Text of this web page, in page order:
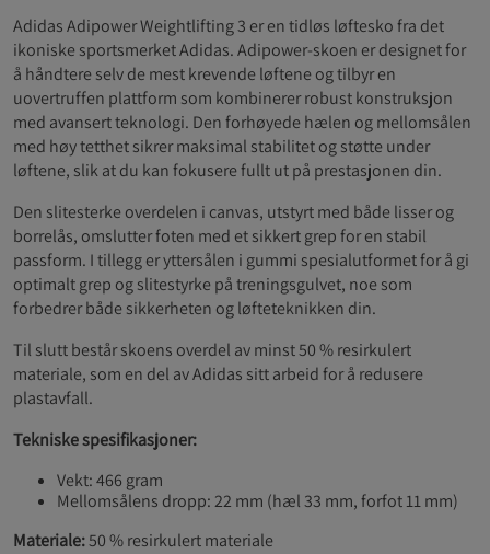
Adidas Adipower Weightlifting 3 er en tidløs løftesko fra det
ikoniske sportsmerket Adidas. Adipower-skoen er designet for
å håndtere selv de mest krevende løftene og tilbyr en
uovertruffen plattform som kombinerer robust konstruksjon
med avansert teknologi. Den forhøyede hælen og mellomsålen
med høy tetthet sikrer maksimal stabilitet og støtte under
løftene, slik at du kan fokusere fullt ut på prestasjonen din.
Den slitesterke overdelen i canvas, utstyrt med både lisser og
borrelås, omslutter foten med et sikkert grep for en stabil
passform. I tillegg er yttersålen i gummi spesialutformet for å gi
optimalt grep og slitestyrke på treningsgulvet, noe som
forbedrer både sikkerheten og løfteteknikken din.
Til slutt består skoens overdel av minst 50 % resirkulert
materiale, som en del av Adidas sitt arbeid for å redusere
plastavfall.
Tekniske spesifikasjoner:
Vekt: 466 gram
Mellomsålens dropp: 22 mm (hæl 33 mm, forfot 11 mm)
Materiale:50 % resirkulert materiale